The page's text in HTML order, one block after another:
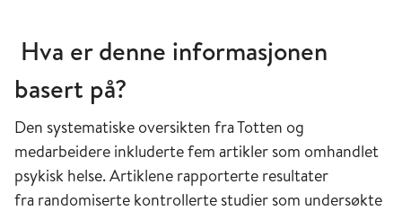
Hva er denne informasjonen
basert på?
​Den systematiske oversikten fra Totten og
medarbeidere inkluderte fem artikler som omhandlet
psykisk helse. Artiklene rapporterte resultater
fra randomiserte kontrollerte studier som undersøkte